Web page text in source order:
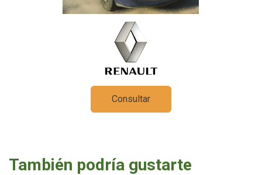
Consultar
También podría gustarte